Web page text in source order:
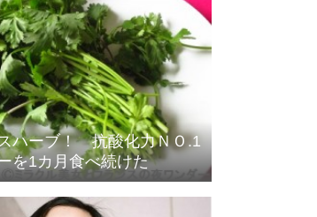
ハーブ！ 抗酸化力ＮＯ.1
を1カ月食べ続けた